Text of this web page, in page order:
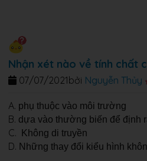
Nhận xét nào về tính chất
bởi Nguyễn Thủy
07/07/2021
A. phụ thuộc vào môi trường
B. dựa vào thường biến để định
C. Không di truyền
D. Những thay đổi kiểu hình